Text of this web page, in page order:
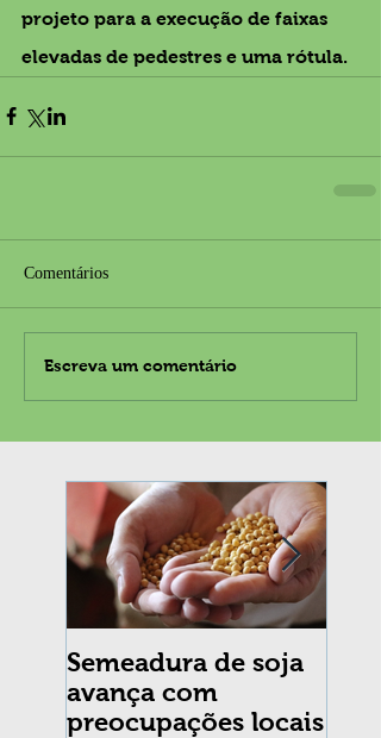
Semeadura de soja
avança com
preocupações locais
projeto para a execução de faixas
elevadas de pedestres e uma rótula.
Comentários
Escreva um comentário